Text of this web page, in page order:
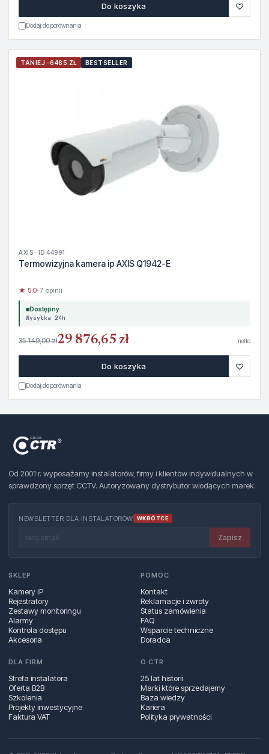
Do koszyka ♡
Dodaj do porównania
TANIEJ -6485 ZŁ BESTSELLER
AXIS · ID 44991
Termowizyjna kamera ip AXIS Q1942-E
★ 5.0· 7 opinii
Dostępny
Wysyłka 24h
35 149,00 zł29 876,65 zł netto
Do koszyka ♡
Dodaj do porównania
Od 2001 r. wyposażamy instalatorów, firmy i klientów indywidualnych w
sprawdzony sprzęt CCTV. Autoryzowany dystrybutor wiodących marek.
NEWSLETTER DLA INSTALATORÓW WKRÓTCE
Zapisz
SKLEP
Kamery IP
Rejestratory
Zestawy monitoringu
Alarmy
Kontrola dostępu
Akcesoria
POMOC
Kontakt
Reklamacje i zwroty
Status zamówienia
FAQ
Wsparcie techniczne
Doradca
DLA FIRM
Strefa instalatora
Oferta B2B
Szkolenia
Projekty inwestycyjne
Faktura VAT
O CTR
25 lat historii
Marki które sprzedajemy
Baza wiedzy
Kariera
Polityka prywatności